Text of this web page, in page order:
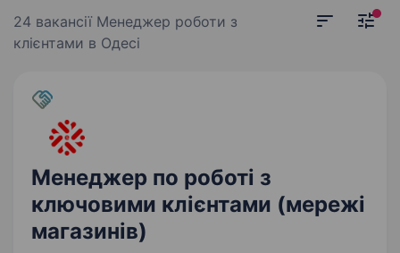
24 вакансії Менеджер роботи з
клієнтами в Одесі
Менеджер по роботі з
ключовими клієнтами (мережі
магазинів)